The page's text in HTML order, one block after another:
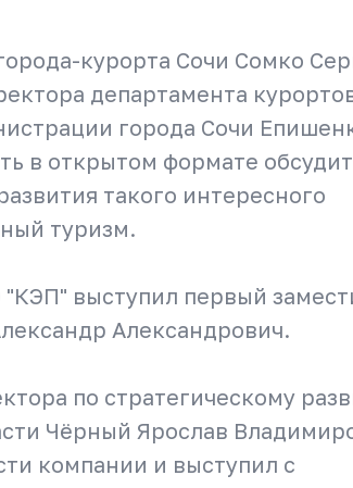
курорта Сочи Сомко
департамента
города Сочи
в открытом формате
такого интересного
туризм.
выступил первый
Александрович.
по стратегическому
Чёрный Ярослав
компании и выступил с